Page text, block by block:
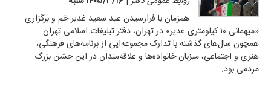
همزمان با فرارسیدن عید سعید غدیر خم و برگزاری
«میهمانی ۱۰ کیلومتری غدیر» در تهران، دفتر تبلیغات اسلامی تهران
همچون سال‌های گذشته با تدارک مجموعه‌ایی از برنامه‌های فرهنگی،
هنری و اجتماعی، میزبان خانواده‌ها و علاقه‌مندان در این جشن بزرگ
مردمی بود.